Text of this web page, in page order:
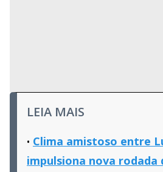
LEIA MAIS
Clima amistoso entre
impulsiona nova rodada